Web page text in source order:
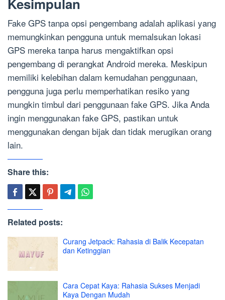
Kesimpulan
Fake GPS tanpa opsi pengembang adalah aplikasi yang
memungkinkan pengguna untuk memalsukan lokasi
GPS mereka tanpa harus mengaktifkan opsi
pengembang di perangkat Android mereka. Meskipun
memiliki kelebihan dalam kemudahan penggunaan,
pengguna juga perlu memperhatikan resiko yang
mungkin timbul dari penggunaan fake GPS. Jika Anda
ingin menggunakan fake GPS, pastikan untuk
menggunakan dengan bijak dan tidak merugikan orang
lain.
Share this:
Related posts:
Curang Jetpack: Rahasia di Balik Kecepatan
dan Ketinggian
Cara Cepat Kaya: Rahasia Sukses Menjadi
Kaya Dengan Mudah